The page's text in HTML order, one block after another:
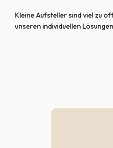
Kleine Aufsteller sind viel zu
unseren individuellen